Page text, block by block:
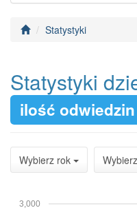
Statystyki
Statystyki
ilość odwiedzin
Wybierz rok
3,000